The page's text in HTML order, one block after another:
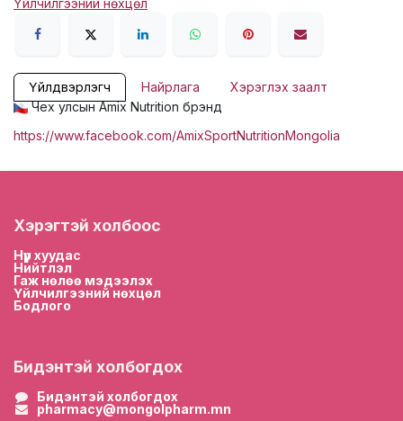
Үйлдвэрлэгч Найрлага
Хэрэглэх заалт
Чех улсын Amix Nutrition брэнд
https://www.facebook.com/AmixSportNutritionMongolia
Хэрэгтэй холбоос
Нүүр хуудас
Нийтлэл
Гаж нөлөө мэдээлэх
Үйлчилгээний нөхцөл
Бодлого
Бидэнтэй холбогдох
Бидэнтэй холбогдох
pharmacy@mongolpharm.mn